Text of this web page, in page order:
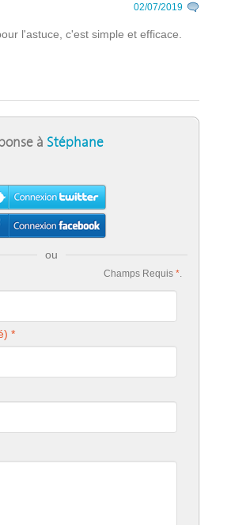
02/07/2019
l'astuce, c'est simple et efficace.
à Stéphane
ou
Champs Requis *.